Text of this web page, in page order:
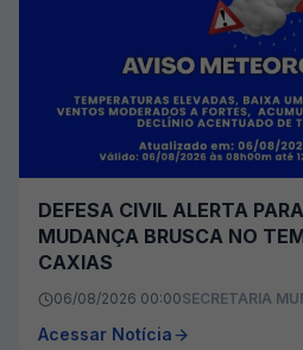
DEFESA CIVIL ALERTA
MUDANÇA BRUSCA NO
CAXIAS
06/08/2026 00:00SECRETARIA
Acessar Notícia